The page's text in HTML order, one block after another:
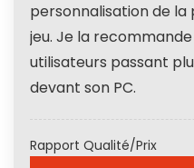
personnalisation de la
jeu. Je la
utilisateurs passant
devant son PC.
Rapport Qualité/Prix